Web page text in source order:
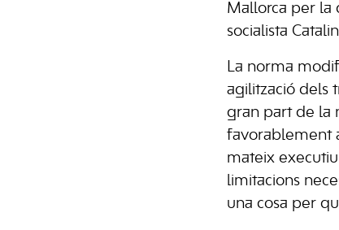
Mallorca per la
socialista
La norma
agilització dels
gran part de la
favorablement
mateix
limitacions
una cosa per